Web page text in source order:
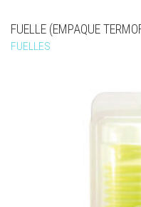
FUELLE (EMPAQUE
FUELLES